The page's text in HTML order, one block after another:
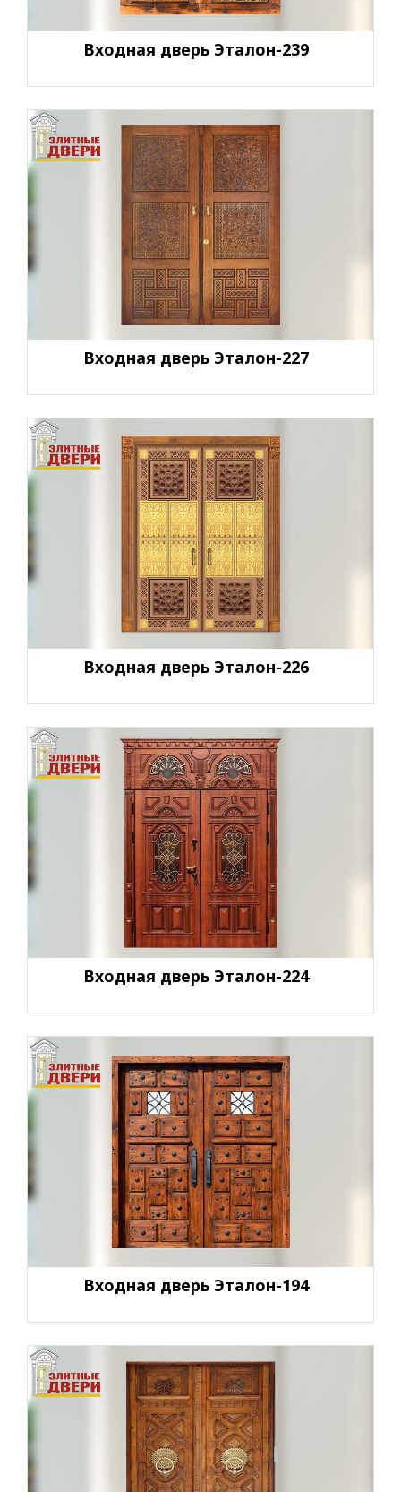
Входная дверь Эталон-239
Входная дверь Эталон-227
Входная дверь Эталон-226
Входная дверь Эталон-224
Входная дверь Эталон-194